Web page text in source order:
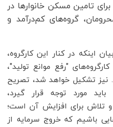
تامین مسکن خانوار‌ها در
گروه‌های کم‌درآمد و
اینکه در کنار این کارگروه،
"رفع موانع تولید"،
تشکیل خواهد شد، تصریح
مورد توجه قرار گیرد،
تلاش برای افزایش آن است؛
باشیم که خروج سرمایه از